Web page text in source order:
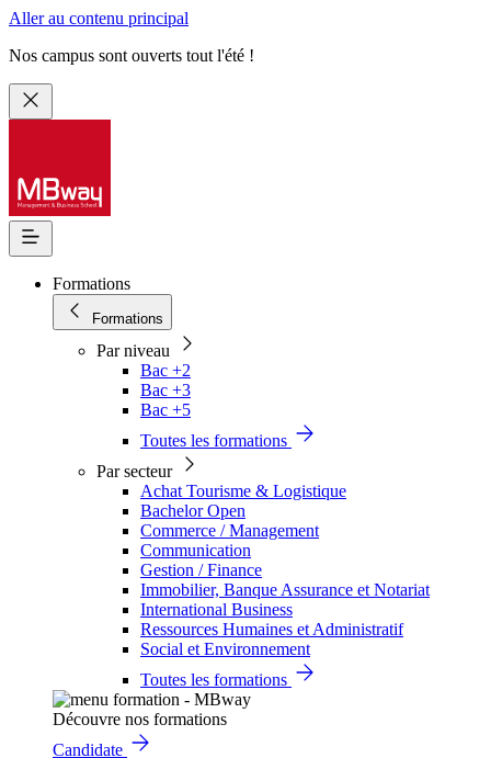
Aller au contenu principal
Nos campus sont ouverts tout l'été !
Formations
Formations
Par niveau
Bac +2
Bac +3
Bac +5
Toutes les formations
Par secteur
Achat Tourisme & Logistique
Bachelor Open
Commerce / Management
Communication
Gestion / Finance
Immobilier, Banque Assurance et Notariat
International Business
Ressources Humaines et Administratif
Social et Environnement
Toutes les formations
Découvre nos formations
Candidate